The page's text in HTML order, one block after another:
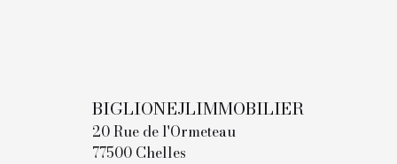
BIGLIONEJLIMMOBILIER
20 Rue de l'Ormeteau
77500 Chelles